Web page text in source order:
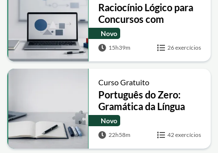
Raciocínio Lógico para
Concursos com
Questões e Teoria
Novo
15h39m 26 exercícios
Curso Gratuito
Português do Zero:
Gramática da Língua
Portuguesa para
Concursos
Novo
22h58m 42 exercícios